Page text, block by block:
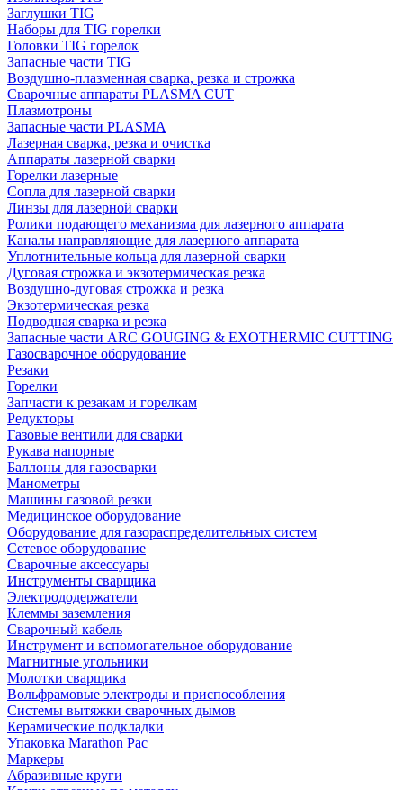
Заглушки TIG
Наборы для TIG горелки
Головки TIG горелок
Запасные части TIG
Воздушно-плазменная сварка, резка и строжка
Сварочные аппараты PLASMA CUT
Плазмотроны
Запасные части PLASMA
Лазерная сварка, резка и очистка
Аппараты лазерной сварки
Горелки лазерные
Сопла для лазерной сварки
Линзы для лазерной сварки
Ролики подающего механизма для лазерного аппарата
Каналы направляющие для лазерного аппарата
Уплотнительные кольца для лазерной сварки
Дуговая строжка и экзотермическая резка
Воздушно-дуговая строжка и резка
Экзотермическая резка
Подводная сварка и резка
Запасные части ARC GOUGING & EXOTHERMIC CUTTING
Газосварочное оборудование
Резаки
Горелки
Запчасти к резакам и горелкам
Редукторы
Газовые вентили для сварки
Рукава напорные
Баллоны для газосварки
Манометры
Машины газовой резки
Медицинское оборудование
Оборудование для газораспределительных систем
Сетевое оборудование
Сварочные аксессуары
Инструменты сварщика
Электрододержатели
Клеммы заземления
Сварочный кабель
Инструмент и вспомогательное оборудование
Магнитные угольники
Молотки сварщика
Вольфрамовые электроды и приспособления
Системы вытяжки сварочных дымов
Керамические подкладки
Упаковка Marathon Pac
Маркеры
Абразивные круги